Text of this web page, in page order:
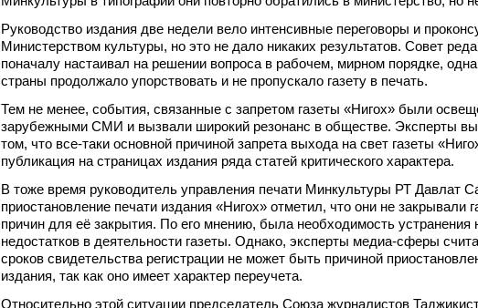
Руководство издания две недели вело интенсивные переговоры и
Министерством культуры, но это не дало никаких результатов. Совет
поначалу настаивал на решении вопроса в рабочем, мирном порядке,
страны продолжало упорствовать и не пропускало газету в печать.
Тем не менее, события, связанные с запретом газеты «Нигох» были
зарубежными СМИ и вызвали широкий резонанс в обществе. Эксперты
том, что все-таки основной причиной запрета выхода на свет газеты
публикация на страницах издания ряда статей критического характера.
В тоже время руководитель управления печати Минкультуры РТ Давлат
приостановление печати издания «Нигох» отметил, что они не закрывали
причин для её закрытия. По его мнению, была необходимость устранения
недостатков в деятельности газеты. Однако, эксперты медиа-сферы
сроков свидетельства регистрации не может быть причиной
издания, так как оно имеет характер переучета.
Относительно этой ситуации председатель Союза журналистов